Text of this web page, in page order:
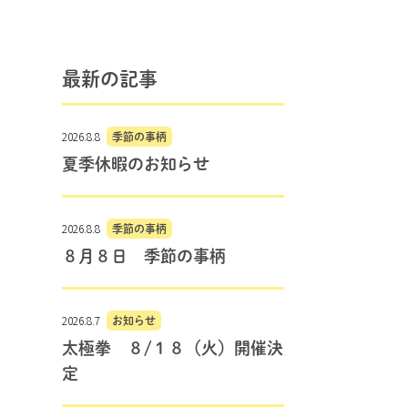
最新の記事
2026.8.8 季節の事柄
夏季休暇のお知らせ
2026.8.8 季節の事柄
８月８日 季節の事柄
2026.8.7 お知らせ
太極拳 ８/１８（火）開催決
定